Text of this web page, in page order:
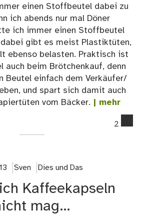
einen Stoffbeutel dabei zu
ich abends nur mal Döner
ich immer einen Stoffbeutel
dabei gibt es meist Plastiktüten,
ebenso belasten. Praktisch ist
auch beim Brötchenkauf, denn
Beutel einfach dem Verkäufer/
und spart sich damit auch
vom Bäcker. | mehr
2
Sven Dies und Das
Kaffeekapseln
mag…